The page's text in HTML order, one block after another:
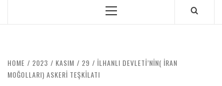
HOME 2023 KASIM 29
İLHANLI DEVLETI’NIN( İRAN
MOĞOLLARI) ASKERI TEŞKILATI